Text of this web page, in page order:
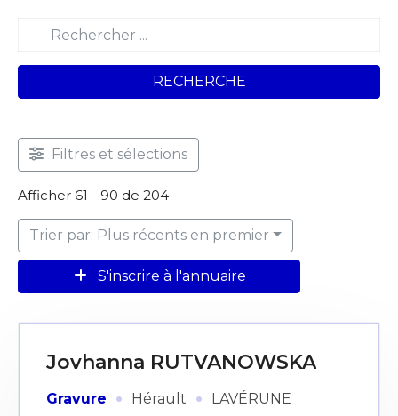
RECHERCHE
Filtres et sélections
Afficher 61 - 90 de 204
Trier par: Plus récents en premier
S'inscrire à l'annuaire
Jovhanna RUTVANOWSKA
Gravure · Hérault · LAVÉRUNE